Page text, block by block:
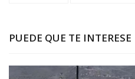
PUEDE QUE TE INTERESE